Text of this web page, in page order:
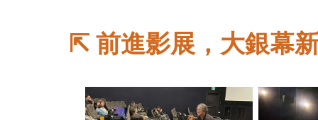
⇱ 前進影展，大銀幕